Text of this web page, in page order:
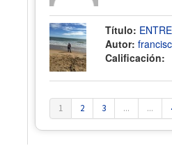
Título:
Autor:
Calificación:
1 2 3 ... ...